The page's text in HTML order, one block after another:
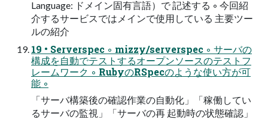
Language: ドメイン固有言語）で 記述する ◦ 今回紹
介するサービスではメインで使用している 主要ツー
ルの紹介
19 • Serverspec ◦ mizzy/serverspec ◦ サーバの
構成を自動でテストするオープンソースのテストフ
レームワーク ◦ RubyのRSpecのような使い方が可
能 ◦
「サーバ構築後の確認作業の自動化」「稼働してい
るサーバの監視」「サーバの再 起動時の状態確認」